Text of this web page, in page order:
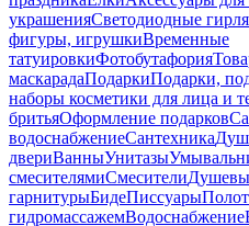
украшенияСветодиодные
фигуры, игрушкиВременные
татуировкиФотобутафория
маскарадаПодаркиПодарки,
наборы косметики для лица и
бритьяОформление подарков
водоснабжениеСантехника
двериВанныУнитазы
смесителямиСмесители
гарнитурыБидеПиссуары
гидромассажемВодоснабжение